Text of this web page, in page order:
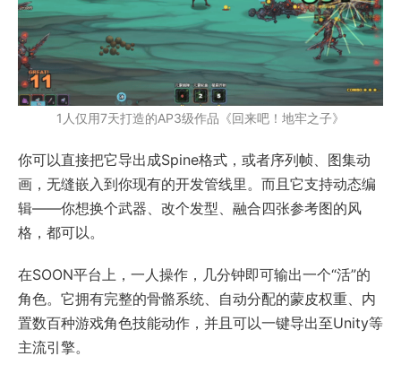
1人仅用7天打造的AP3级作品《回来吧！地牢之子》
你可以直接把它导出成Spine格式，或者序列帧、图集动
画，无缝嵌入到你现有的开发管线里。而且它支持动态编
辑——你想换个武器、改个发型、融合四张参考图的风
格，都可以。
在SOON平台上，一人操作，几分钟即可输出一个“活”的
角色。它拥有完整的骨骼系统、自动分配的蒙皮权重、内
置数百种游戏角色技能动作，并且可以一键导出至Unity等
主流引擎。